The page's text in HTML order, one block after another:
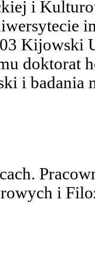
i
Kijowski
doktorat
i badania
i